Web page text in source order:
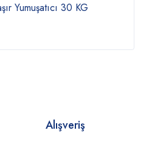
Yumuşatıcı 30 KG
Alışveriş